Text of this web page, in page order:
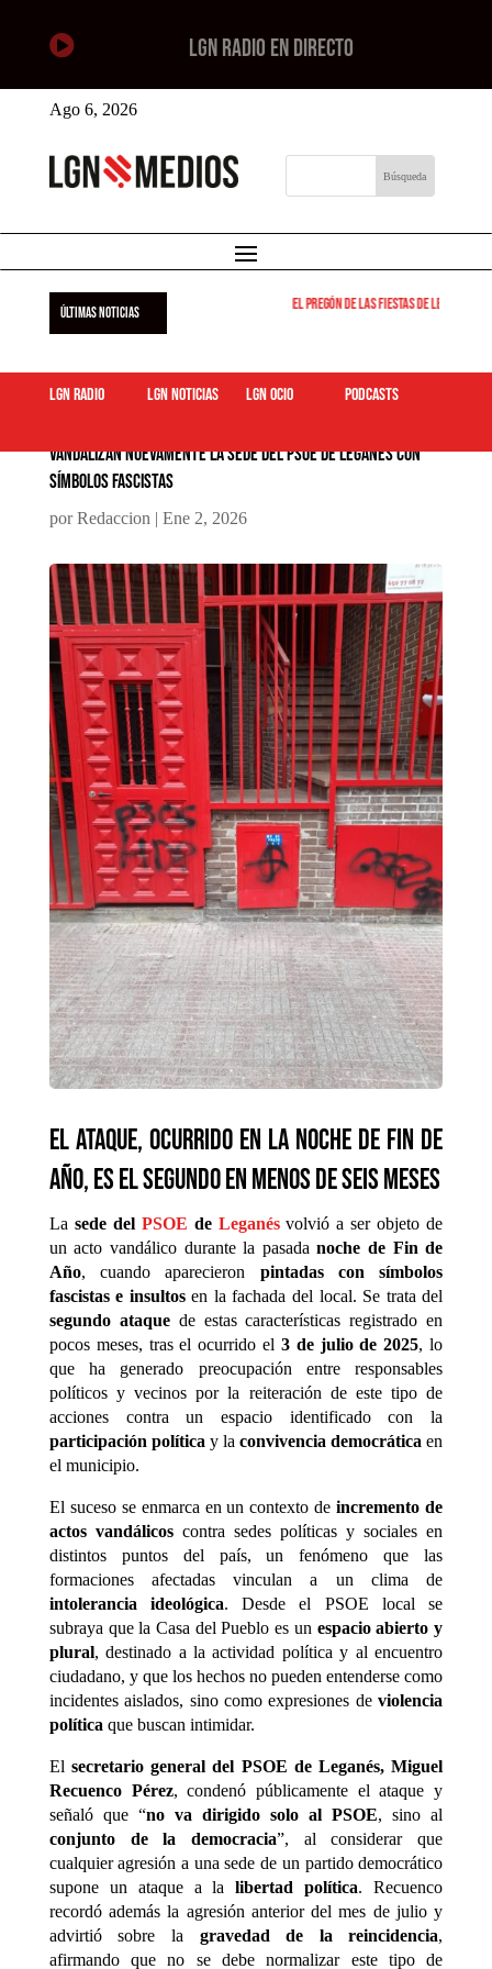
 LGN RADIO EN DIRECTO
Ago 6, 2026
ÚLTIMAS NOTICIAS El pregón de las fiestas de Leganés será
LGN Radio LGN Noticias LGN ocio podcasts
Vandalizan nuevamente la sede del PSOE de Leganés con
símbolos fascistas
porRedaccion| Ene 2, 2026
El ataque, ocurrido en la noche de Fin de
Año, es el segundo en menos de seis meses
La sede del PSOE de Leganésvolvió a ser objeto de
un acto vandálico durante la pasadanoche de Fin de
Año, cuando aparecieron pintadas con símbolos
fascistas e insultosen la fachada del local. Se trata del
segundo ataquede estas características registrado en
pocos meses, tras el ocurrido el 3 de julio de 2025, lo
que ha generado preocupación entre responsables
políticos y vecinos por la reiteración de este tipo de
acciones contra un espacio identificado con la
participación política y laconvivencia democrática en
el municipio.
El suceso se enmarca en un contexto deincremento de
actos vandálicoscontra sedes políticas y sociales en
distintos puntos del país, un fenómeno que las
formaciones afectadas vinculan a un clima de
intolerancia ideológica. Desde el PSOE local se
subraya que la Casa del Pueblo es un espacio abierto y
plural, destinado a la actividad política y al encuentro
ciudadano, y que los hechos no pueden entenderse como
incidentes aislados, sino como expresiones deviolencia
política que buscan intimidar.
El secretario general del PSOE de Leganés, Miguel
Recuenco Pérez, condenó públicamente el ataque y
señaló que “no va dirigido solo al PSOE, sino al
conjunto de la democracia”, al considerar que
cualquier agresión a una sede de un partido democrático
supone un ataque a lalibertad política. Recuenco
recordó además la agresión anterior del mes de julio y
advirtió sobre la gravedad de la reincidencia,
afirmando que no se debe normalizar este tipo de